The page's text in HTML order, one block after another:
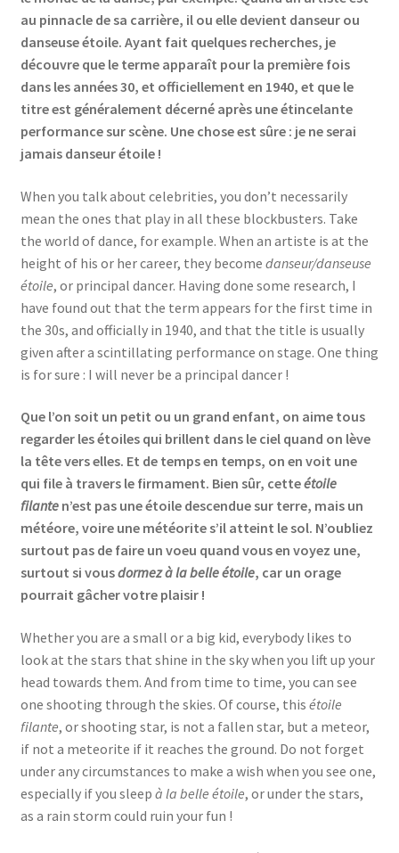
au pinnacle de sa carrière, il ou elle devient danseur ou
danseuse étoile. Ayant fait quelques recherches, je
découvre que le terme apparaît pour la première fois
dans les années 30, et officiellement en 1940, et que le
titre est généralement décerné après une étincelante
performance sur scène. Une chose est sûre : je ne serai
jamais danseur étoile !
When you talk about celebrities, you don’t necessarily
mean the ones that play in all these blockbusters. Take
the world of dance, for example. When an artiste is at the
height of his or her career, they become danseur/danseuse
étoile, or principal dancer. Having done some research, I
have found out that the term appears for the first time in
the 30s, and officially in 1940, and that the title is usually
given after a scintillating performance on stage. One thing
is for sure : I will never be a principal dancer !
Que l’on soit un petit ou un grand enfant, on aime tous
regarder les étoiles qui brillent dans le ciel quand on lève
la tête vers elles. Et de temps en temps, on en voit une
qui file à travers le firmament. Bien sûr, cetteétoile
filanten’est pas une étoile descendue sur terre, mais un
météore, voire une météorite s’il atteint le sol. N’oubliez
surtout pas de faire un voeu quand vous en voyez une,
surtout si vousdormez à la belle étoile, car un orage
pourrait gâcher votre plaisir !
Whether you are a small or a big kid, everybody likes to
look at the stars that shine in the sky when you lift up your
head towards them. And from time to time, you can see
one shooting through the skies. Of course, this étoile
filante, or shooting star, is not a fallen star, but a meteor,
if not a meteorite if it reaches the ground. Do not forget
under any circumstances to make a wish when you see one,
especially if you sleep à la belle étoile, or under the stars,
as a rain storm could ruin your fun !